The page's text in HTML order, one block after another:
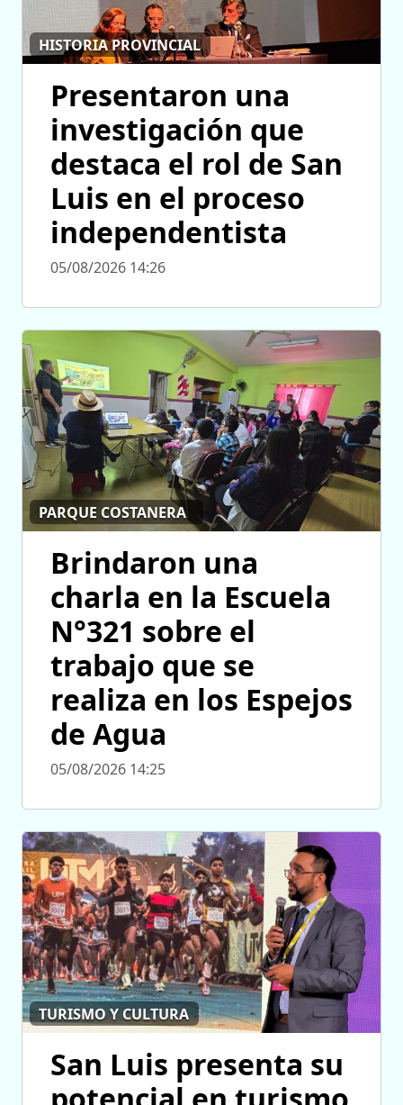
HISTORIA PROVINCIAL
Presentaron una
investigación que
destaca el rol de San
Luis en el proceso
independentista
05/08/2026 14:26
PARQUE COSTANERA
Brindaron una
charla en la Escuela
N°321 sobre el
trabajo que se
realiza en los Espejos
de Agua
05/08/2026 14:25
TURISMO Y CULTURA
San Luis presenta su